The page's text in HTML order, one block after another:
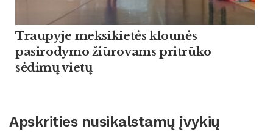
Traupyje meksikietės klounės
pasirodymo žiūrovams pritrūko
sėdimų vietų
Apskrities nusikalstamų įvykių